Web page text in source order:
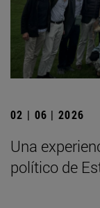
02 | 06 | 2026
Una
político de